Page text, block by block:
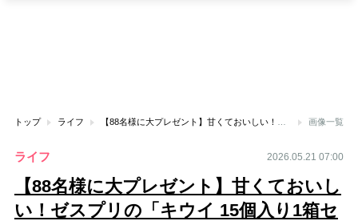
トップ ライフ 画像一覧
ライフ 2026.05.21 07:00
【88名様に大プレゼント】甘くておいし
い！ゼスプリの「キウイ 15個入り1箱セ